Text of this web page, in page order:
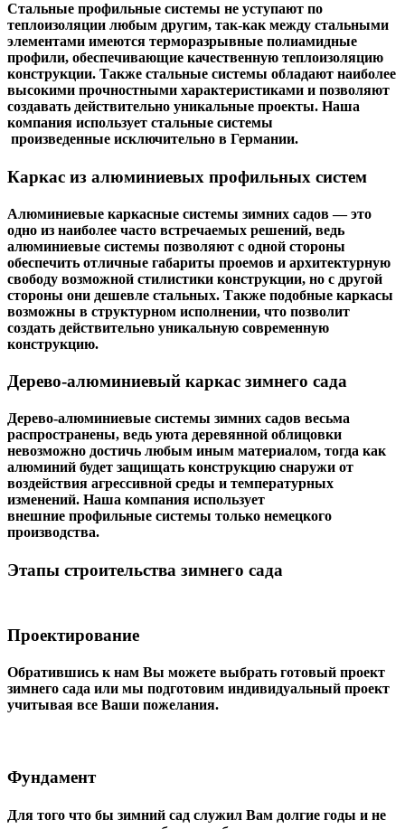
Стальные профильные системы не уступают по
теплоизоляции любым другим, так-как между стальными
элементами имеются терморазрывные полиамидные
профили, обеспечивающие качественную теплоизоляцию
конструкции. Также стальные системы обладают наиболее
высокими прочностными характеристиками и позволяют
создавать действительно уникальные проекты. Наша
компания использует стальные системы
произведенные исключительно в Германии.
Каркас из алюминиевых профильных систем
Алюминиевые каркасные системы зимних садов — это
одно из наиболее часто встречаемых решений, ведь
алюминиевые системы позволяют с одной стороны
обеспечить отличные габариты проемов и архитектурную
свободу возможной стилистики конструкции, но с другой
стороны они дешевле стальных. Также подобные каркасы
возможны в структурном исполнении, что позволит
создать действительно уникальную современную
конструкцию.
Дерево-алюминиевый каркас зимнего сада
Дерево-алюминиевые системы зимних садов весьма
распространены, ведь уюта деревянной облицовки
невозможно достичь любым иным материалом, тогда как
алюминий будет защищать конструкцию снаружи от
воздействия агрессивной среды и температурных
изменений. Наша компания использует
внешние профильные системы только немецкого
производства.
Этапы строительства зимнего сада
Проектирование
Обратившись к нам Вы можете выбрать готовый проект
зимнего сада или мы подготовим индивидуальный проект
учитывая все Ваши пожелания.
Фундамент
Для того что бы зимний сад служил Вам долгие годы и не